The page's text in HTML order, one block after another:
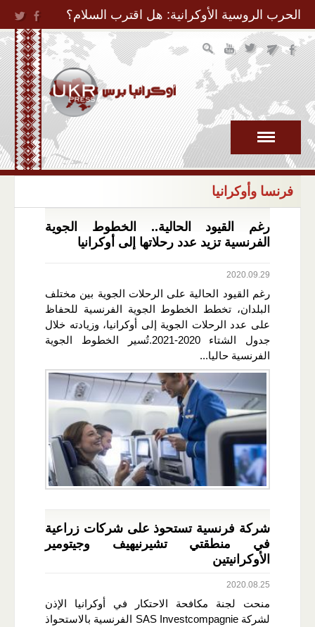
Jump to Navigation
الحرب الروسية الأوكرانية: هل اقترب السلام؟
فرنسا وأوكرانيا
رغم القيود الحالية.. الخطوط الجوية
الفرنسية تزيد عدد رحلاتها إلى أوكرانيا
2020.09.29
رغم القيود الحالية على الرحلات الجوية بين مختلف
البلدان، تخطط الخطوط الجوية الفرنسية للحفاظ
على عدد الرحلات الجوية إلى أوكرانيا، وزيادته خلال
جدول الشتاء 2020-2021.تُسير الخطوط الجوية
الفرنسية حاليا...
شركة فرنسية تستحوذ على شركات زراعية
في منطقتي تشيرنيهيف وجيتومير
الأوكرانيتين
2020.08.25
منحت لجنة مكافحة الاحتكار في أوكرانيا الإذن
لشركة SAS Investcompagnie الفرنسية بالاستحواذ